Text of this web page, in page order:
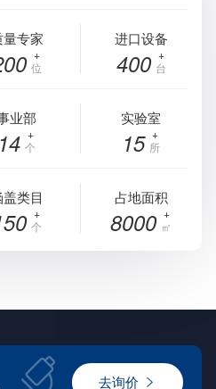
量专家
位
进口设备
400 台
业部
14 个
实验室
15 所
类目
个
占地面积
8000 ㎡
去询价